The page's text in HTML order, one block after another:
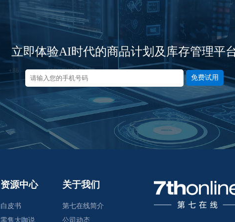
立即体验AI时代的商品计划及库存管理平
免费试用
资源中心
白皮书
零售大咖说
关于我们
第七在线简介
公司动态